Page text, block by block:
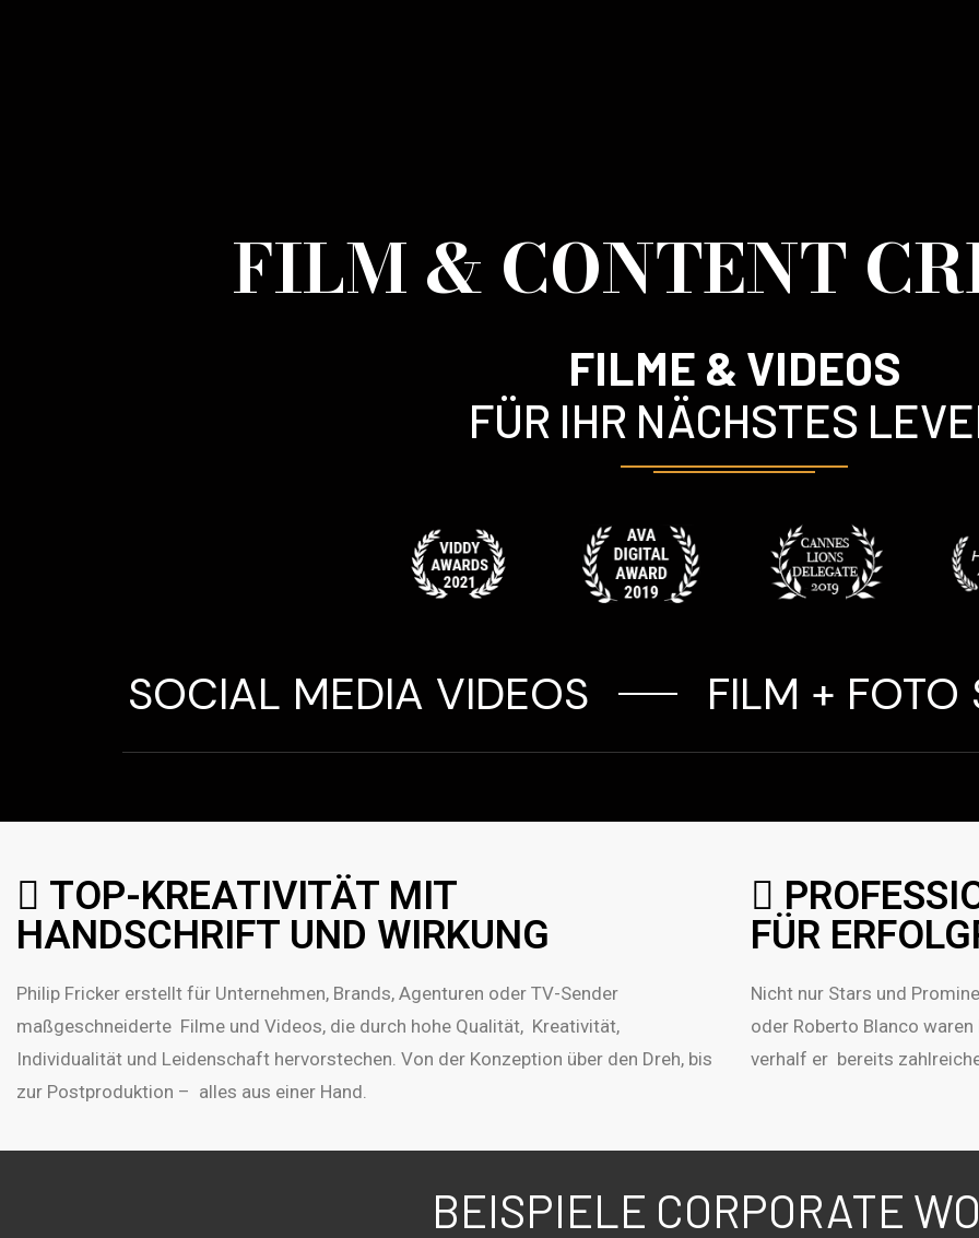
FILM & CONTENT
FILME & VIDEOS
FÜR IHR NÄCHSTES
SOCIAL MEDIA VIDEOS FILM + FOTO
TOP-KREATIVITÄT MIT
HANDSCHRIFT UND WIRKUNG
Philip Fricker erstellt für Unternehmen, Brands, Agenturen oder TV-Sender
maßgeschneiderte Filme und Videos, die durch hohe Qualität, Kreativität,
Individualität und Leidenschaft hervorstechen. Von der Konzeption über den Dreh, bis
zur Postproduktion – alles aus einer Hand.
FÜR
Nicht nur Stars und
oder Roberto Blanco
verhalf er bereits
BEISPIELE CORPORATE